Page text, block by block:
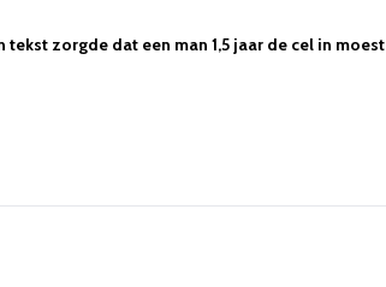
tekst zorgde dat een man 1,5 jaar de cel in moest